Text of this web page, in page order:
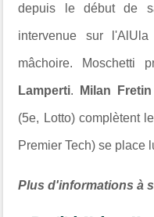
depuis le début de
intervenue sur
mâchoire. Moschetti
Lamperti. Milan Fretin
(5e, Lotto) complètent
Premier Tech) se place
Plus d'informations à